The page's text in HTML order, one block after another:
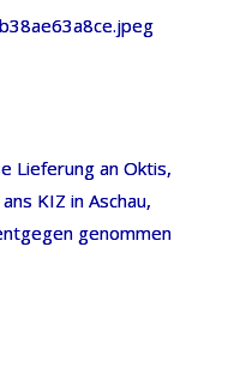
Lieferung an Oktis,
KIZ in Aschau,
genommen